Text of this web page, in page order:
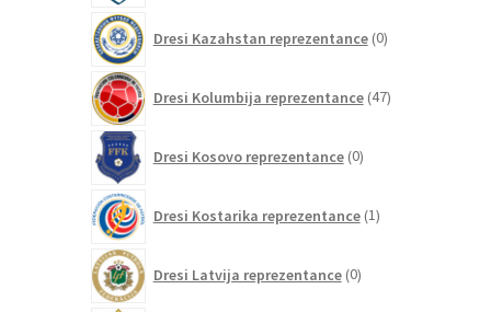
Dresi Kazahstan reprezentance 0izdelkov
Dresi Kolumbija reprezentance 47izdelkov
Dresi Kosovo reprezentance 0izdelkov
Dresi Kostarika reprezentance 1izdelek
Dresi Latvija reprezentance 0izdelkov